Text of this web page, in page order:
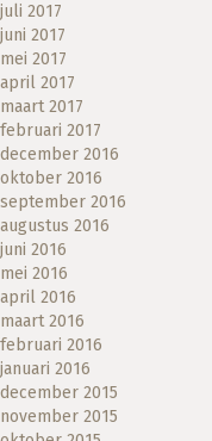
juli 2017
juni 2017
mei 2017
april 2017
maart 2017
februari 2017
december 2016
oktober 2016
september 2016
augustus 2016
juni 2016
mei 2016
april 2016
maart 2016
februari 2016
januari 2016
december 2015
november 2015